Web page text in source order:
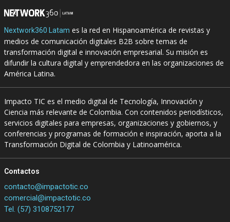
Nextwork360 Latam es la red en Hispanoamérica de revistas y
medios de comunicación digitales B2B sobre temas de
transformación digital e innovación empresarial. Su misión es
difundir la cultura digital y emprendedora en las organizaciones de
América Latina.
Impacto TIC es el medio digital de Tecnología, Innovación y
Ciencia más relevante de Colombia. Con contenidos periodísticos,
servicios digitales para empresas, organizaciones y gobiernos, y
conferencias y programas de formación e inspiración, aporta a la
Transformación Digital de Colombia y Latinoamérica.
Contactos
contacto@impactotic.co
comercial@impactotic.co
Tel. (57) 3108752177